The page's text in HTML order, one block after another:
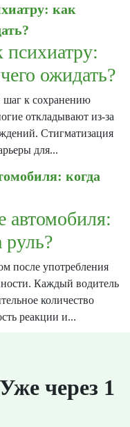
ожидать?
к сохранению
откладывают из-за
Стигматизация
для...
автомобиля:
руль?
после употребления
Каждый водитель
количество
реакции и...
через 1